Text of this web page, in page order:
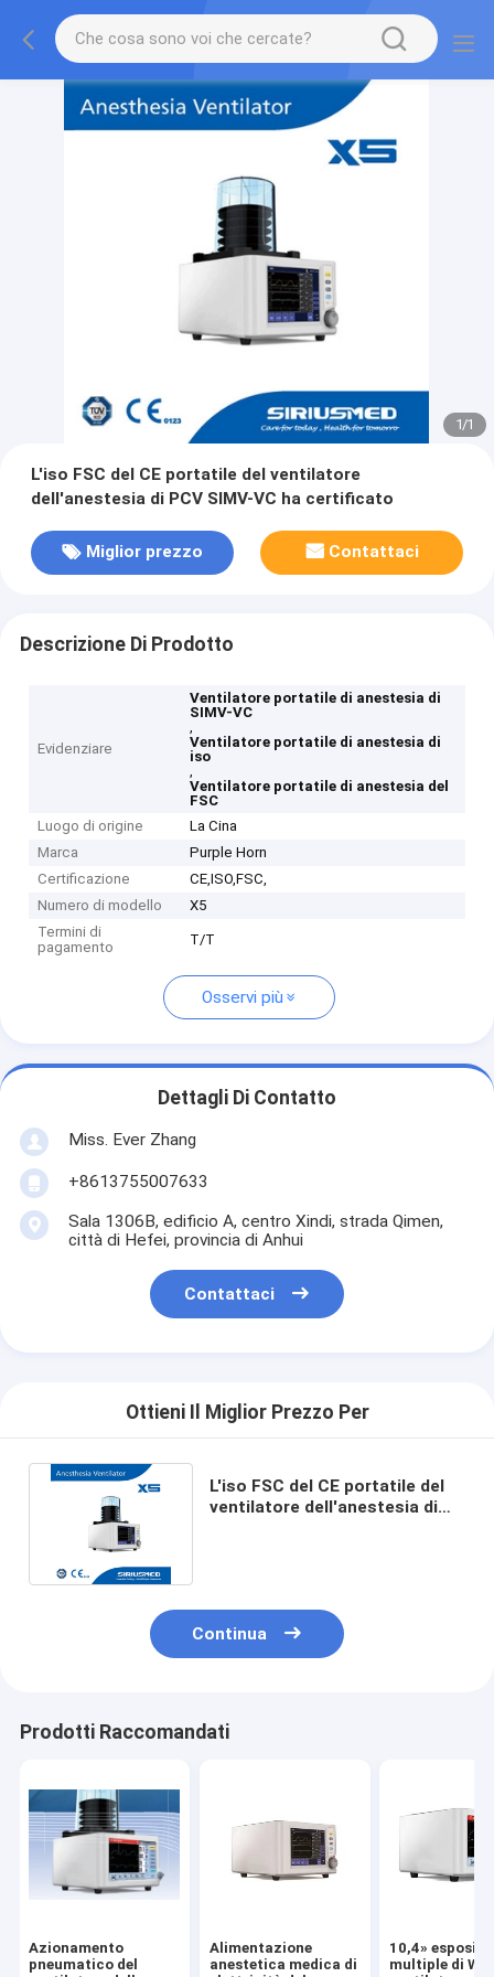
1/1
L'iso FSC del CE portatile del ventilatore
dell'anestesia di PCV SIMV-VC ha certificato
Miglior prezzo Contattaci
Descrizione Di Prodotto
Evidenziare
Ventilatore portatile di anestesia di
SIMV-VC
,
Ventilatore portatile di anestesia di
iso
,
Ventilatore portatile di anestesia del
FSC
Luogo di origine
La Cina
Marca
Purple Horn
Certificazione
CE,ISO,FSC,
Numero di modello
X5
Termini di
pagamento
T/T
Osservi più
Dettagli Di Contatto
Miss. Ever Zhang
+8613755007633
Sala 1306B, edificio A, centro Xindi, strada Qimen,
città di Hefei, provincia di Anhui
Contattaci
Ottieni Il Miglior Prezzo Per
L'iso FSC del CE portatile del
ventilatore dell'anestesia di
Continua
Prodotti Raccomandati
Azionamento
pneumatico del
Alimentazione
anestetica medica di
10,4»
multiple di